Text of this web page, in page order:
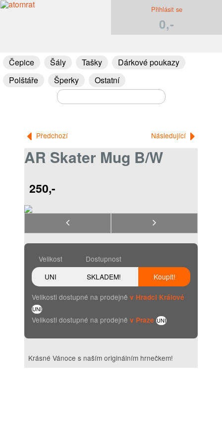
Přihlásit se
0,-
Čepice Šály Tašky
Dárkové poukazy
Polštáře
Šperky Ostatní
Předchozí Následující
AR Skater Mug B/W
250,-
Velikost
Dostupnost
UNI
SKLADEM! Koupit!
Velikosti dostupné na prodejně v Hradci Králové
UNI
Velikosti dostupné na prodejně v Praze UNI
Krásné Vánoce s naším originálním hrnečkem!